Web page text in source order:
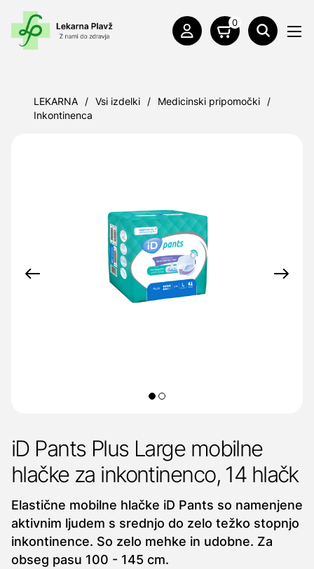
0
LEKARNA / Vsi izdelki / Medicinski pripomočki
/
Inkontinenca
iD Pants Plus Large mobilne
hlačke za inkontinenco, 14 hlačk
Elastične mobilne hlačke iD Pants so namenjene
aktivnim ljudem s srednjo do zelo težko stopnjo
inkontinence. So zelo mehke in udobne. Za
obseg pasu 100 - 145 cm.